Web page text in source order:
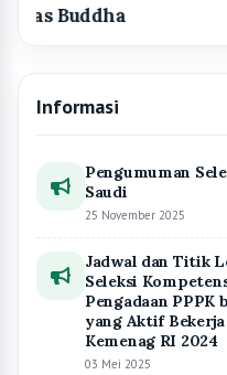
Efisiensi
2025 dan
Pengumuman
Sanggah Calon
Agama Tahun
04 Maret 2025